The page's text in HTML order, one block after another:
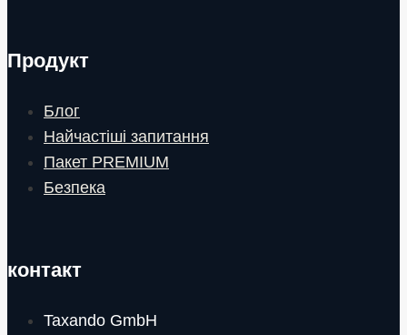
Продукт
Блог
Найчастіші запитання
Пакет PREMIUM
Безпека
контакт
Taxando GmbH